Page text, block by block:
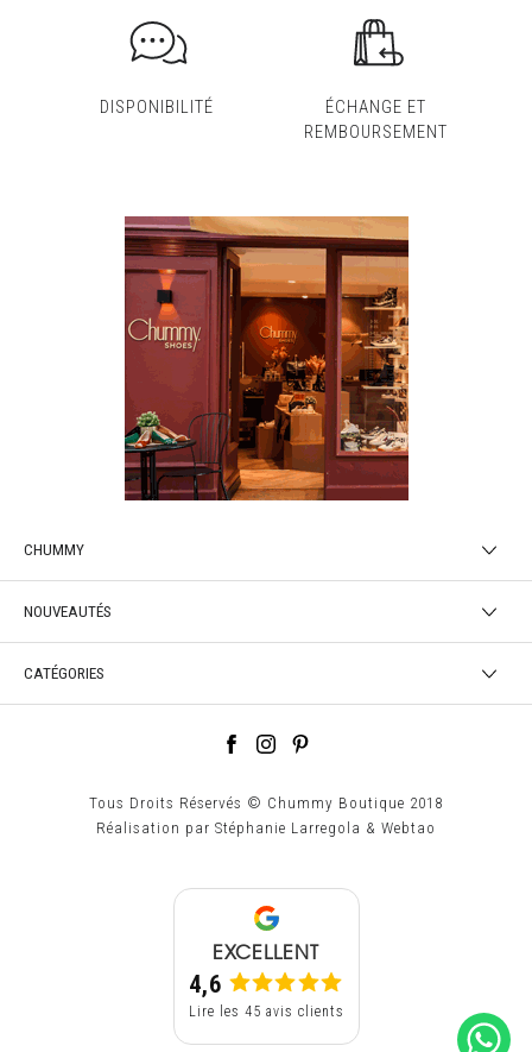
DISPONIBILITÉ
ÉCHANGE ET
REMBOURSEMENT
CHUMMY
NOUVEAUTÉS
CATÉGORIES
Tous Droits Réservés © Chummy Boutique 2018
Réalisation par Stéphanie Larregola & Webtao
EXCELLENT
4,6
Lire les 45 avis clients